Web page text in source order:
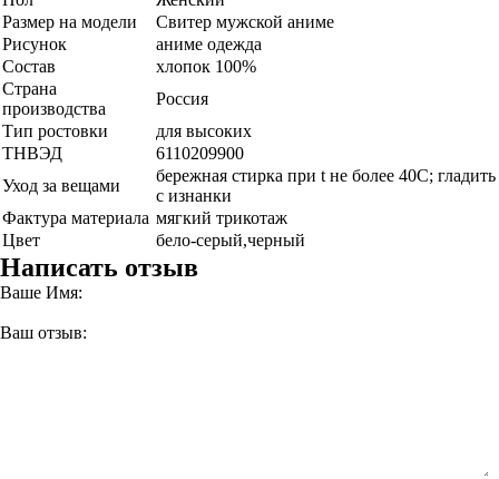
Размер на модели
Свитер мужской аниме
Рисунок
аниме одежда
Состав
хлопок 100%
Страна
производства
Россия
Тип ростовки
для высоких
ТНВЭД
6110209900
Уход за вещами
бережная стирка при t не более 40С; гладить
с изнанки
Фактура материала мягкий трикотаж
Цвет
бело-серый,черный
Написать отзыв
Ваше Имя:
Ваш отзыв: